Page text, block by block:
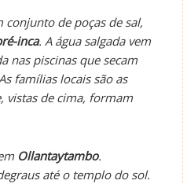
conjunto de poças de sal,
inca. A água salgada vem
nas piscinas que secam
famílias locais são as
vistas de cima, formam
Ollantaytambo.
até o templo do sol.